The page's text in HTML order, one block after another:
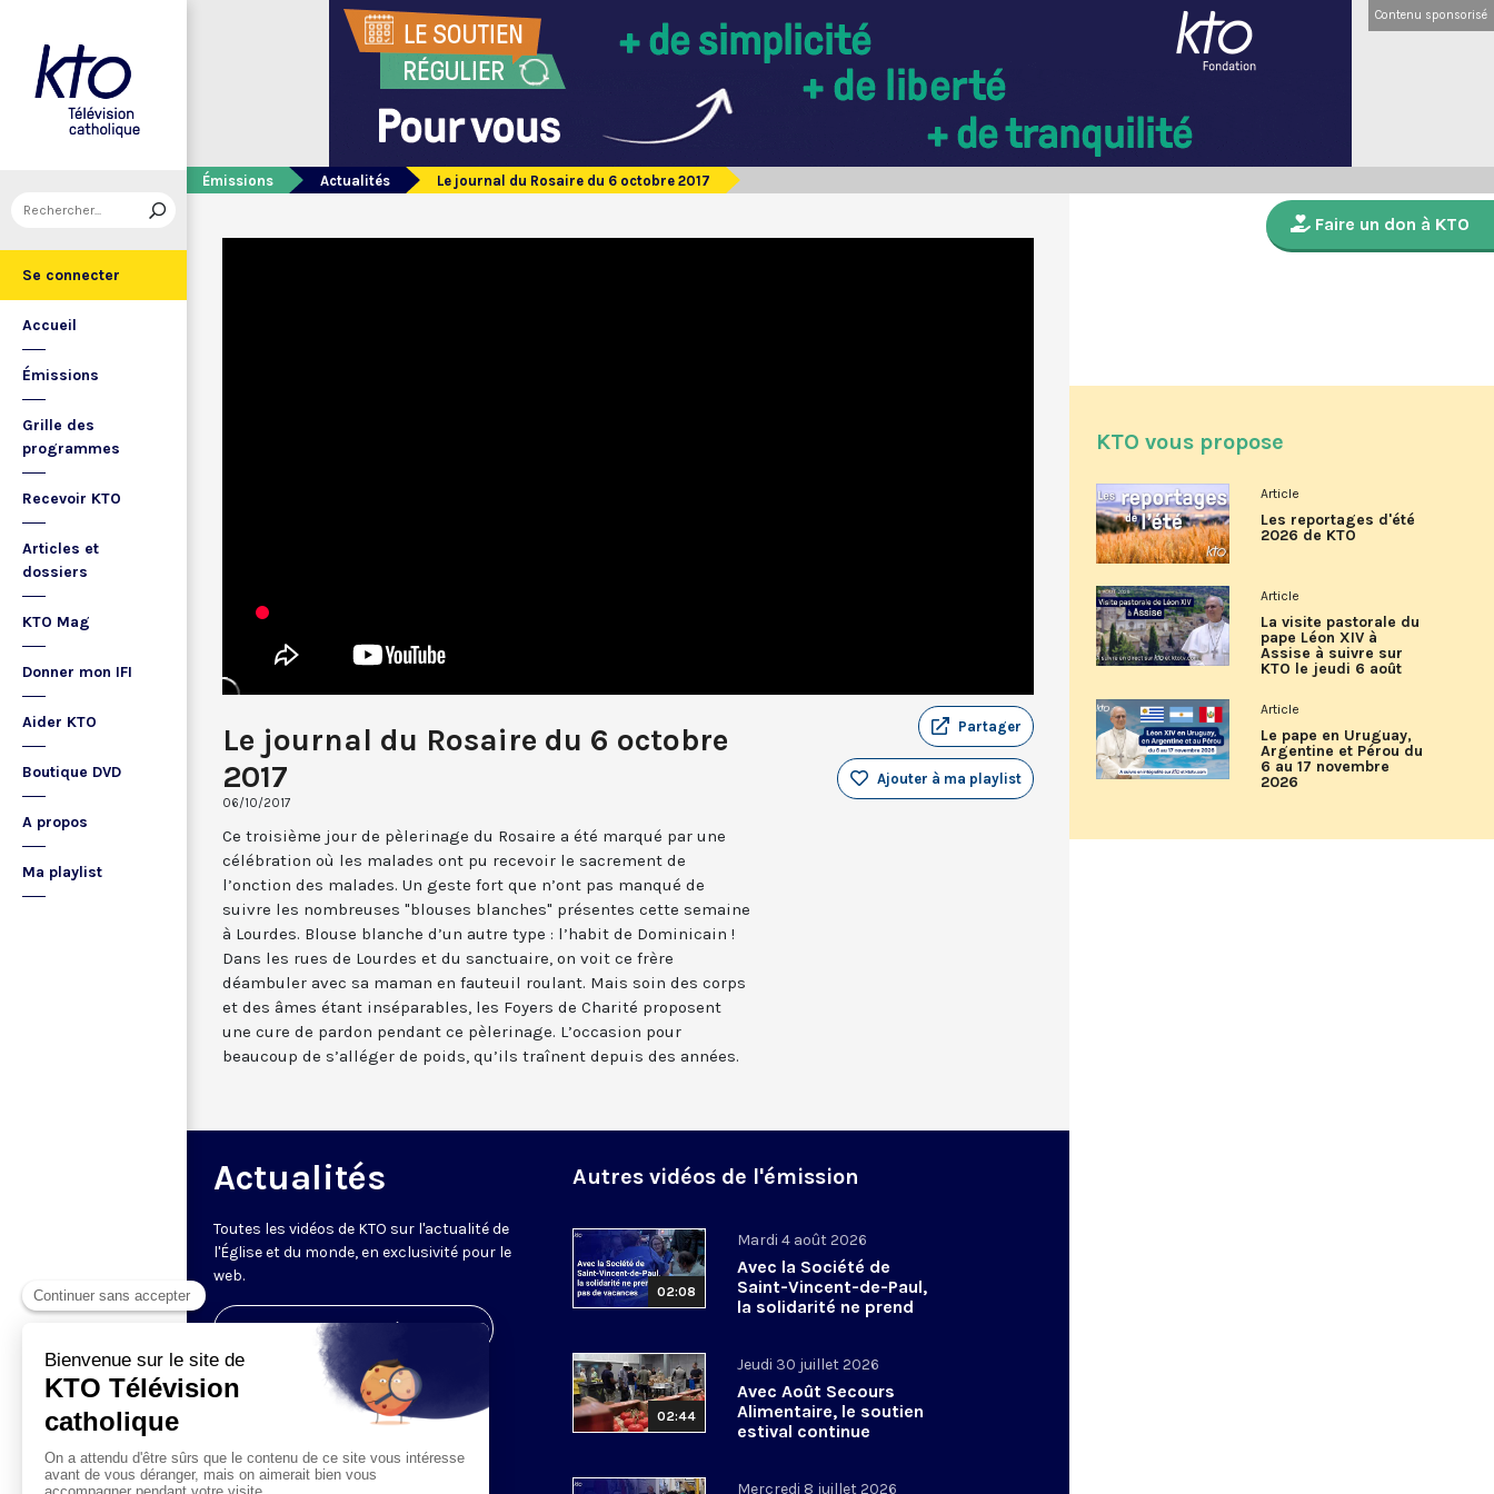
Se connecter
Accueil
Émissions
Grille des
programmes
Recevoir KTO
Articles et
dossiers
KTO Mag
Donner mon IFI
Aider KTO
Boutique DVD
A propos
Ma playlist
Contenu sponsorisé
Émissions Actualités Le journal du Rosaire du 6 octobre 2017
Le journal du Rosaire du 6 octobre
2017
06/10/2017
Partager
Ajouter à ma playlist
Ce troisième jour de pèlerinage du Rosaire a été marqué par une
célébration où les malades ont pu recevoir le sacrement de
l’onction des malades. Un geste fort que n’ont pas manqué de
suivre les nombreuses "blouses blanches" présentes cette semaine
à Lourdes. Blouse blanche d’un autre type : l’habit de Dominicain !
Dans les rues de Lourdes et du sanctuaire, on voit ce frère
déambuler avec sa maman en fauteuil roulant. Mais soin des corps
et des âmes étant inséparables, les Foyers de Charité proposent
une cure de pardon pendant ce pèlerinage. L’occasion pour
beaucoup de s’alléger de poids, qu’ils traînent depuis des années.
Actualités
Toutes les vidéos de KTO sur l'actualité de
l'Église et du monde, en exclusivité pour le
web.
Visiter la page de l'émission
Autres vidéos de l'émission
02:08
Mardi 4 août 2026
Avec la Société de
Saint-Vincent-de-Paul,
la solidarité ne prend
02:44
Jeudi 30 juillet 2026
Avec Août Secours
Alimentaire, le soutien
estival continue
Mercredi 8 juillet 2026
Faire un don à KTO
KTO vous propose
Article
Les reportages d'été
2026 de KTO
Article
La visite pastorale du
pape Léon XIV à
Assise à suivre sur
KTO le jeudi 6 août
Article
Le pape en Uruguay,
Argentine et Pérou du
6 au 17 novembre
2026